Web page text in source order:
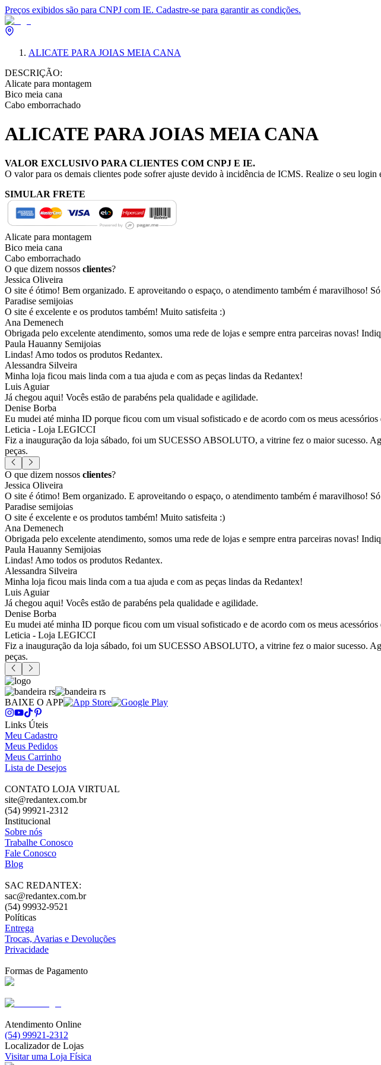
Preços exibidos são para CNPJ com IE. Cadastre-se para garantir as condições.
ALICATE PARA JOIAS MEIA CANA
DESCRIÇÃO:
Alicate para montagem
Bico meia cana
Cabo emborrachado
ALICATE PARA JOIAS MEIA CANA
VALOR EXCLUSIVO PARA CLIENTES COM CNPJ E IE.
O valor para os demais clientes pode sofrer ajuste devido à incidência de ICMS. Realize o seu login
SIMULAR FRETE
Alicate para montagem
Bico meia cana
Cabo emborrachado
O que dizem nossos clientes?
Jessica Oliveira
O site é ótimo! Bem organizado. E aproveitando o espaço, o atendimento também é maravilhoso!
Paradise semijoias
O site é excelente e os produtos também! Muito satisfeita :)
Ana Demenech
Obrigada pelo excelente atendimento, somos uma rede de lojas e sempre entra parceiras novas!
Paula Hauanny Semijoias
Lindas! Amo todos os produtos Redantex.
Alessandra Silveira
Minha loja ficou mais linda com a tua ajuda e com as peças lindas da Redantex!
Luis Aguiar
Já chegou aqui! Vocês estão de parabéns pela qualidade e agilidade.
Denise Borba
Eu mudei até minha ID porque ficou com um visual sofisticado e de acordo com os meus
Leticia - Loja LEGICCI
Fiz a inauguração da loja sábado, foi um SUCESSO ABSOLUTO, a vitrine fez o maior sucesso.
peças.
O que dizem nossos clientes?
Jessica Oliveira
O site é ótimo! Bem organizado. E aproveitando o espaço, o atendimento também é maravilhoso!
Paradise semijoias
O site é excelente e os produtos também! Muito satisfeita :)
Ana Demenech
Obrigada pelo excelente atendimento, somos uma rede de lojas e sempre entra parceiras novas!
Paula Hauanny Semijoias
Lindas! Amo todos os produtos Redantex.
Alessandra Silveira
Minha loja ficou mais linda com a tua ajuda e com as peças lindas da Redantex!
Luis Aguiar
Já chegou aqui! Vocês estão de parabéns pela qualidade e agilidade.
Denise Borba
Eu mudei até minha ID porque ficou com um visual sofisticado e de acordo com os meus
Leticia - Loja LEGICCI
Fiz a inauguração da loja sábado, foi um SUCESSO ABSOLUTO, a vitrine fez o maior sucesso.
peças.
BAIXE O APP
Links Úteis
Meu Cadastro
Meus Pedidos
Meus Carrinho
Lista de Desejos
CONTATO LOJA VIRTUAL
site@redantex.com.br
(54) 99921-2312
Institucional
Sobre nós
Trabalhe Conosco
Fale Conosco
Blog
SAC REDANTEX:
sac@redantex.com.br
(54) 99932-9521
Políticas
Entrega
Trocas, Avarias e Devoluções
Privacidade
Formas de Pagamento
Atendimento Online
(54) 99921-2312
Localizador de Lojas
Visitar uma Loja Física